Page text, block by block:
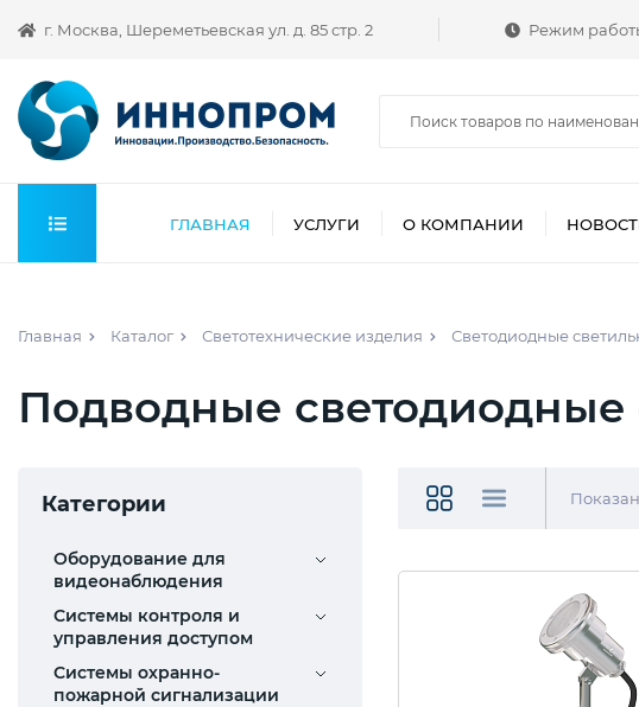
г. Москва, Шереметьевская ул. д. 85 стр. 2 Режим
ГЛАВНАЯ УСЛУГИ О КОМПАНИИ
Главная Каталог Светотехнические изделия Светодиодные
Подводные светодиодные
Категории
Оборудование для
видеонаблюдения
Системы контроля и
управления доступом
Системы охранно-
пожарной сигнализации